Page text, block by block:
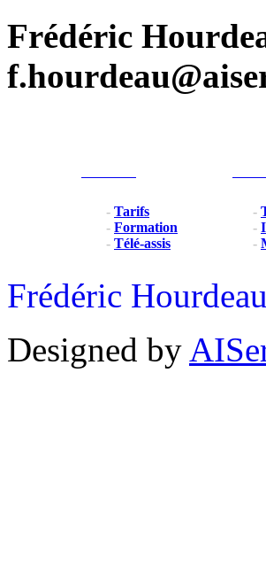
Frédéric
- Tarifs
- Formation
- Télé-assis
-
-
-
Frédéric Hourdeau
Designed by